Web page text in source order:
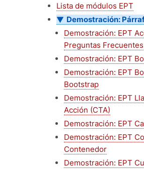
Lista de módulos EPT
Demostración:
Demostración: EPT
Preguntas Frecuentes
Demostración: EPT
Demostración: EPT
Bootstrap
Demostración: EPT
Acción (CTA)
Demostración: EPT
Demostración: EPT
Contenedor
Demostración: EPT